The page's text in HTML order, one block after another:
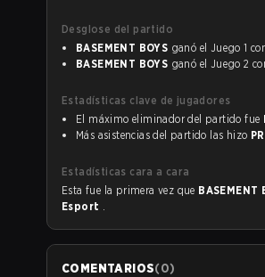
Desglose del partido
BASEMENT BOYS
ganó el Juego
BASEMENT BOYS
ganó el
Estadísticas clave de jugadores
El máximo eliminador del partido fue
Más asistencias del partido las hizo
Estadísticas cara a cara
Esta fue la primera vez que BASEMENT
Esport .
COMENTARIOS(0)